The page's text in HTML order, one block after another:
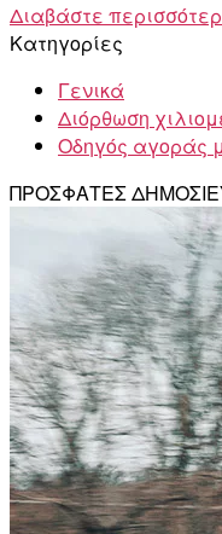
Διαβάστε
Κατηγορίες
Γενικά
Διόρθωση
Οδηγός αγοράς
ΠΡΟΣΦΑΤΕΣ